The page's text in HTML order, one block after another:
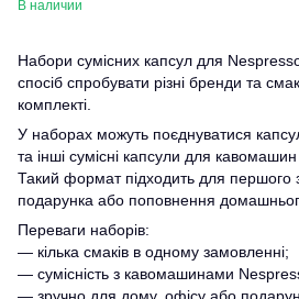
В наличии
Набори сумісних капсул для
спосіб спробувати різні бренди та
комплекті.
У наборах можуть поєднуватися
та інші сумісні капсули для
Такий формат підходить для першого
подарунка або поповнення
Переваги наборів:
— кілька смаків в одному замовленні;
— сумісність з кавомашинами